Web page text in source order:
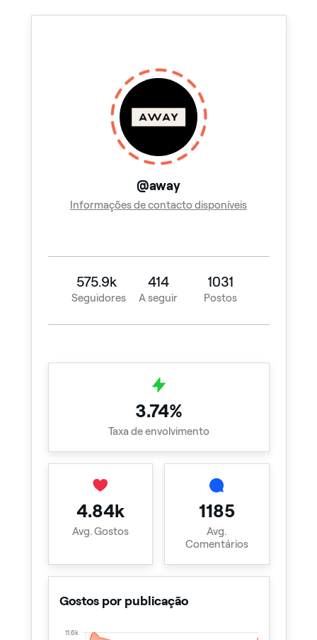
@away
Informações de contacto disponíveis
575.9k
Seguidores
414
A seguir
1031
Postos
3.74%
Taxa de envolvimento
4.84k
Avg. Gostos
1185
Avg.
Comentários
Gostos por publicação
11.6k